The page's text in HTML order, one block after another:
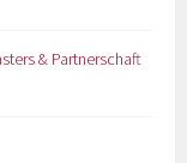
& Partnerschaft